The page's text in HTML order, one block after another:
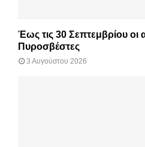
Έως τις 30 Σεπτεμβρίου οι
Πυροσβέστες
3 Αυγούστου 2026